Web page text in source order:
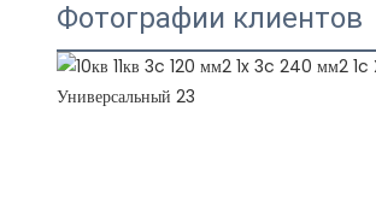
Фотографии клиентов